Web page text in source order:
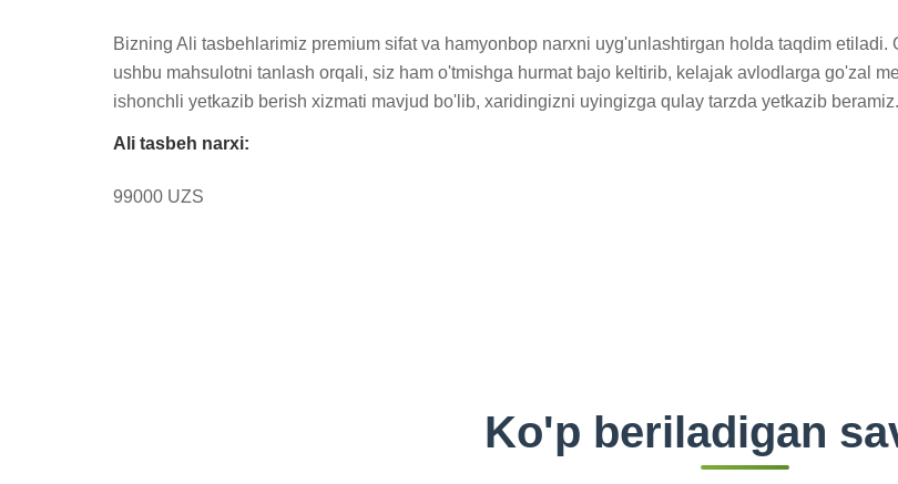
Bizning Ali tasbehlarimiz premium sifat va hamyonbop narxni uyg'unlashtirgan holda taqdim
ushbu mahsulotni tanlash orqali, siz ham o'tmishga hurmat bajo keltirib, kelajak avlodlarga go'zal
ishonchli yetkazib berish xizmati mavjud bo'lib, xaridingizni uyingizga qulay tarzda yetkazib beramiz.
Ali tasbeh narxi:
99000 UZS
Ko'p beriladigan